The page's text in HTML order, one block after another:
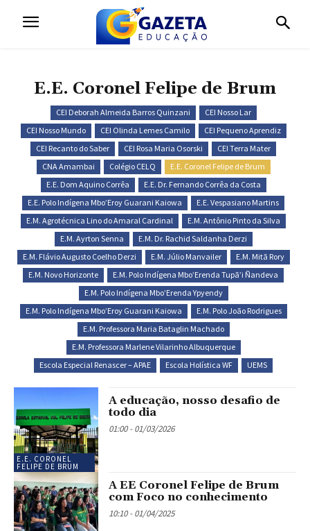
E.E. Coronel Felipe de Brum
CEI Deborah Almeida Barros Quinzani
CEI Nosso Lar
CEI Nosso Mundo
CEI Olinda Lemes Camilo
CEI Pequeno Aprendiz
CEI Recanto do Saber
CEI Rosa Maria Osorski
CEI Terra Mater
CNA Amambai
Colégio CELQ
E.E. Coronel Felipe de Brum
E.E. Dom Aquino Corrêa
E.E. Dr. Fernando Corrêa da Costa
E.E. Polo Indígena Mbo’Eroy Guarani Kaiowa
E.E. Vespasiano Martins
E.M. Agrotécnica Lino do Amaral Cardinal
E.M. Antônio Pinto da Silva
E.M. Ayrton Senna
E.M. Dr. Rachid Saldanha Derzi
E.M. Flávio Augusto Coelho Derzi
E.M. Júlio Manvailer
E.M. Mitã Rory
E.M. Novo Horizonte
E.M. Polo Indígena Mbo’Erenda Tupã’i Ñandeva
E.M. Polo Indígena Mbo’Erenda Ypyendy
E.M. Polo Indígena Mbo’Eroy Guarani Kaiowa
E.M. Polo João Rodrigues
E.M. Professora Maria Bataglin Machado
E.M. Professora Marlene Vilarinho Albuquerque
Escola Especial Renascer – APAE
Escola Holística WF UEMS
E.E. CORONEL
FELIPE DE BRUM
A educação, nosso desafio de
todo dia
01:00 - 01/03/2026
A EE Coronel Felipe de Brum
com Foco no conhecimento
10:10 - 01/04/2025